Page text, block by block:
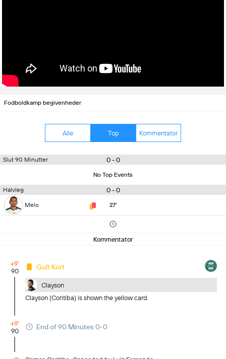
Fodboldkamp begivenheder
Alle Top Kommentator
Slut 90 Minutter 0 - 0
No Top Events
Halvleg 0 - 0
Melo 27'
Kommentator
+9'
90
Gult Kort
Clayson
Clayson (Coritiba) is shown the yellow card.
+9'
90
End of 90 Minutes 0-0